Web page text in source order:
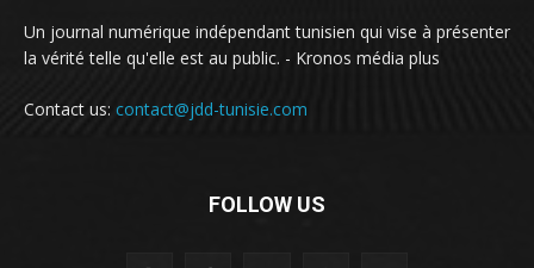
Un journal numérique indépendant tunisien qui vise à présenter
la vérité telle qu'elle est au public. - Kronos média plus
Contact us: contact@jdd-tunisie.com
FOLLOW US